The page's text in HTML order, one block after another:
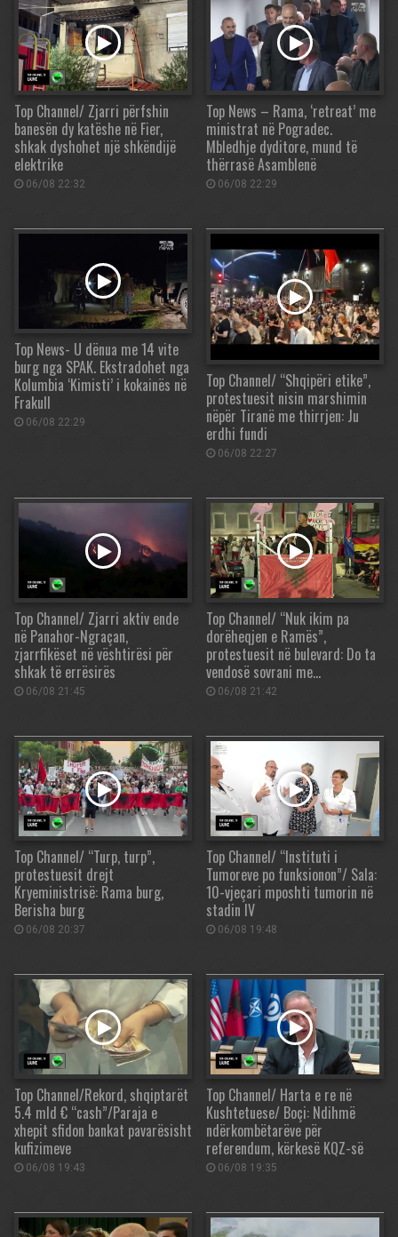
Top Channel/ Zjarri përfshin
banesën dy katëshe në Fier,
shkak dyshohet një shkëndijë
elektrike
06/08 22:32
Top News – Rama, ‘retreat’ me
ministrat në Pogradec.
Mbledhje dyditore, mund të
thërrasë Asamblenë
06/08 22:29
Top News- U dënua me 14 vite
burg nga SPAK. Ekstradohet nga
Kolumbia ‘Kimisti’ i kokainës në
Frakull
06/08 22:29
Top Channel/ “Shqipëri etike”,
protestuesit nisin marshimin
nëpër Tiranë me thirrjen: Ju
erdhi fundi
06/08 22:27
Top Channel/ Zjarri aktiv ende
në Panahor-Ngraçan,
zjarrfikëset në vështirësi për
shkak të errësirës
06/08 21:45
Top Channel/ “Nuk ikim pa
dorëheqjen e Ramës”,
protestuesit në bulevard: Do ta
vendosë sovrani me…
06/08 21:42
Top Channel/ “Turp, turp”,
protestuesit drejt
Kryeministrisë: Rama burg,
Berisha burg
06/08 20:37
Top Channel/ “Instituti i
Tumoreve po funksionon”/ Sala:
10-vjeçari mposhti tumorin në
stadin IV
06/08 19:48
Top Channel/Rekord, shqiptarët
5.4 mld € “cash”/Paraja e
xhepit sfidon bankat pavarësisht
kufizimeve
06/08 19:43
Top Channel/ Harta e re në
Kushtetuese/ Boçi: Ndihmë
ndërkombëtarëve për
referendum, kërkesë KQZ-së
06/08 19:35